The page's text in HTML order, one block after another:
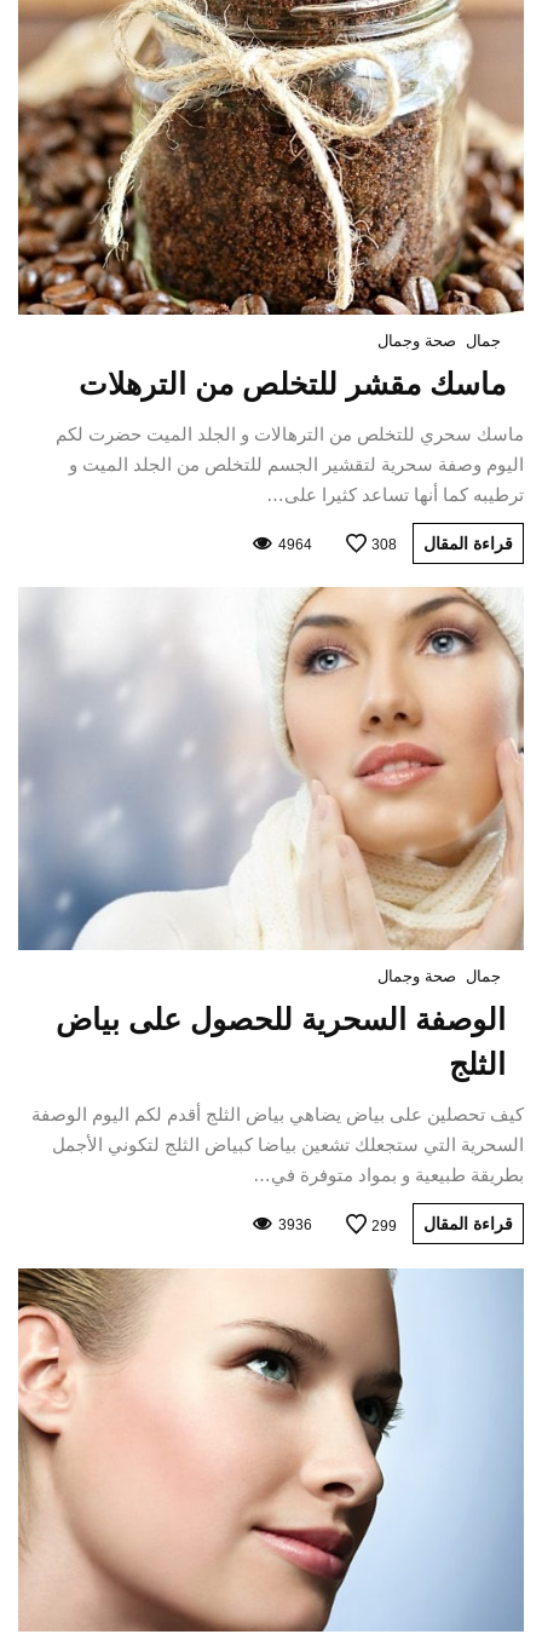
جمال صحة وجمال
ماسك مقشر للتخلص من الترهلات
ماسك سحري للتخلص من الترهالات و الجلد الميت حضرت لكم
اليوم وصفة سحرية لتقشير الجسم للتخلص من الجلد الميت و
ترطيبه كما أنها تساعد كثيرا على…
قراءة المقال 308
4964
جمال صحة وجمال
الوصفة السحرية للحصول على بياض
الثلج
كيف تحصلين على بياض يضاهي بياض الثلج أقدم لكم اليوم الوصفة
السحرية التي ستجعلك تشعين بياضا كبياض الثلج لتكوني الأجمل
بطريقة طبيعية و بمواد متوفرة في…
قراءة المقال 299
3936